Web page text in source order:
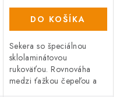
DO KOŠÍKA
Sekera so špeciálnou
sklolaminátovou
rukoväťou. Rovnováha
medzi ťažkou čepeľou a